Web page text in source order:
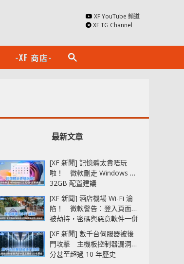
XF YouTube 頻道
XF TG Channel
-XF 商店- search
最新文章
[XF 新聞] 記憶體太貴唔玩
啦！ 微軟刪走 Windows 11
32GB 配置建議
[XF 新聞] 酒店機場 Wi-Fi 淪
陷！ 微軟警告：登入頁面可
被劫持，密碼與惡意軟件一併
中招
[XF 新聞] 數千台伺服器被後
門攻擊 主機板控制器漏洞部
分甚至超過 10 年歷史